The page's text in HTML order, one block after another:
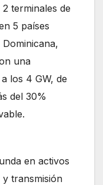
terminales de
5 países
una
los 4 GW, de
del 30%
en activos
transmisión